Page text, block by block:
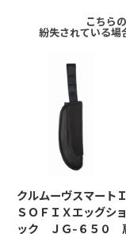
こちら
紛失されている場
クルムーヴスマートＩ
ＳＯＦＩＸエッグショ
ック ＪＧ-６５０